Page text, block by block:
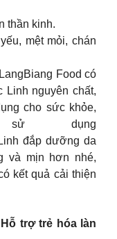
thần kinh.
mệt mỏi, chán
Food có
Linh nguyên chất,
cho sức khỏe,
dụng
đắp dưỡng da
và mịn hơn nhé,
kết quả cải thiện
trợ trẻ hóa làn